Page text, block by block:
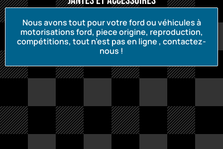
Nous avons tout pour votre ford ou véhicules à
motorisations ford, piece origine, reproduction,
compétitions, tout n’est pas en ligne , contactez-
nous !